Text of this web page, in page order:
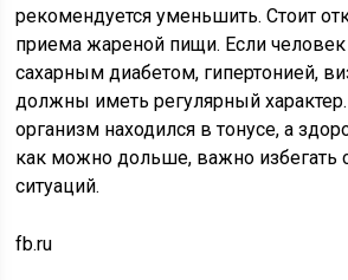
рекомендуется уменьшить. Стоит
приема жареной пищи. Если человек
сахарным диабетом, гипертонией,
должны иметь регулярный
организм находился в тонусе, а
как можно дольше, важно избегать
ситуаций.
fb.ru